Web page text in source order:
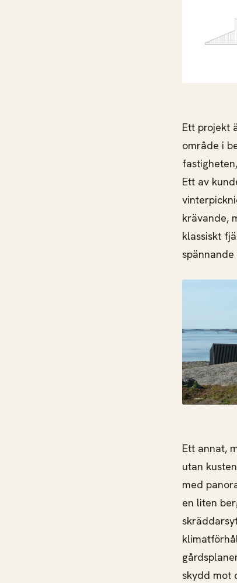
Ett projekt
område i
Ett av
krävande,
klassiskt
Ett annat,
utan
med
en liten
skydd mot